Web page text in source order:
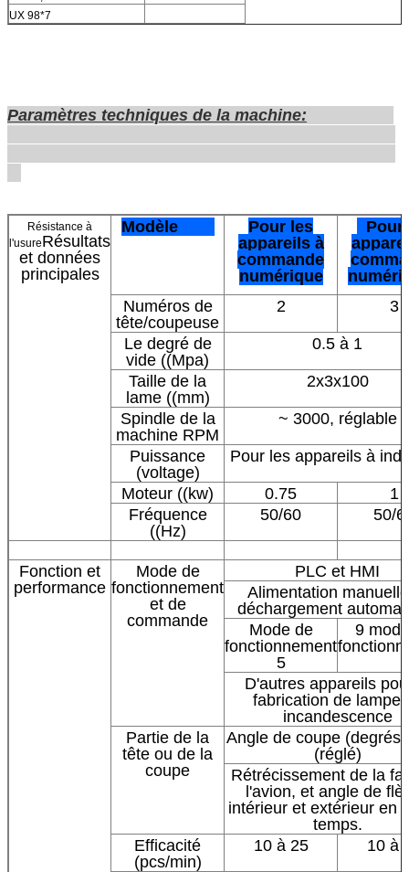
UX 98*7
Paramètres techniques de la machine:
Résistance à
l'usureRésultats
et données
principales
Modèle
Pour les
appareils à
commande
numérique
Pour
Numéros de
tête/coupeuse
2 3
Le degré de
vide ((Mpa)
0.5 à 1
Taille de la
lame ((mm)
2x3x100
Spindle de la
machine RPM
~ 3000, réglable
Puissance
(voltage)
Pour les appareils à
Moteur ((kw) 0.75
1
Fréquence
((Hz)
50/60 50/
Fonction et
performance
Mode de
fonctionnement
et de
commande
PLC et HMI
Alimentation
déchargement
Mode de
fonctionnement
5
9
D'autres appareils
fabrication de
incandescence
Partie de la
tête ou de la
coupe
Angle de coupe
(réglé)
Rétrécissement de la
l'avion, et angle de
intérieur et extérieur en
temps.
Efficacité
(pcs/min)
10 à 25 10 à